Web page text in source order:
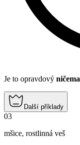
Je to opravdový ničema
Další příklady
03
mšice, rostlinná veš